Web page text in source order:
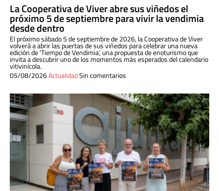
La Cooperativa de Viver abre sus viñedos el
próximo 5 de septiembre para vivir la vendimia
desde dentro
El próximo sábado 5 de septiembre de 2026, la Cooperativa de Viver
volverá a abrir las puertas de sus viñedos para celebrar una nueva
edición de ‘Tiempo de Vendimia’, una propuesta de enoturismo que
invita a descubrir uno de los momentos más esperados del calendario
vitivinícola.
05/08/2026ActualidadSin comentarios